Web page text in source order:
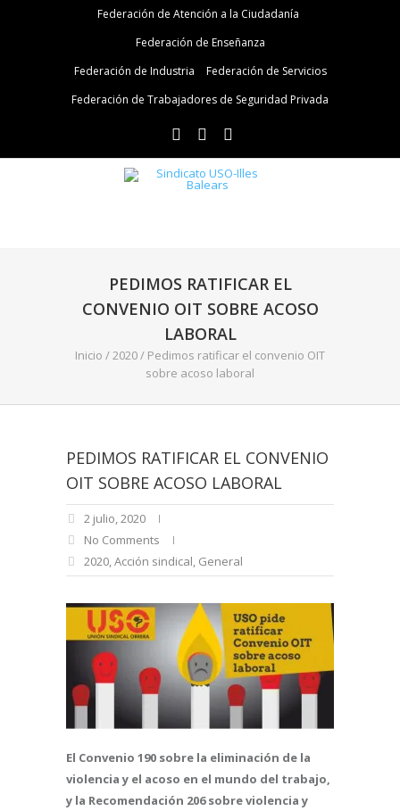
Federación de Atención a la Ciudadanía
Federación de Enseñanza
Federación de Industria
Federación de Servicios
Federación de Trabajadores de Seguridad Privada
PEDIMOS RATIFICAR EL
CONVENIO OIT SOBRE ACOSO
LABORAL
Inicio /2020/ Pedimos ratificar el convenio OIT
sobre acoso laboral
PEDIMOS RATIFICAR EL CONVENIO
OIT SOBRE ACOSO LABORAL
2 julio, 2020
No Comments
2020,Acción sindical, General
El Convenio 190 sobre la eliminación de la
violencia y el acoso en el mundo del trabajo,
y la Recomendación 206 sobre violencia y